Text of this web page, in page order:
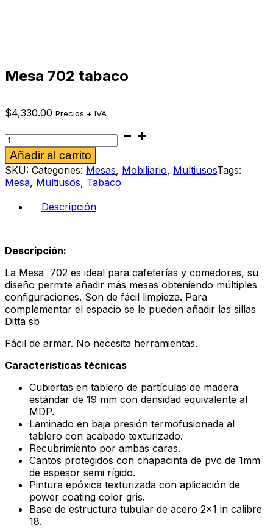
Mesa 702 tabaco
$4,330.00 Precios + IVA
Mesa
702
tabaco
cantidad
Añadir al carrito
SKU: Categories: Mesas, Mobiliario, MultiusosTags:
Mesa, Multiusos, Tabaco
Descripción
Descripción:
La Mesa 702 es ideal para cafeterías y comedores, su
diseño permite añadir más mesas obteniendo múltiples
configuraciones. Son de fácil limpieza. Para
complementar el espacio se le pueden añadir las sillas
Ditta sb
Fácil de armar. No necesita herramientas.
Características técnicas
Cubiertas en tablero de partículas de madera
estándar de 19 mm con densidad equivalente al
MDP.
Laminado en baja presión termofusionada al
tablero con acabado texturizado.
Recubrimiento por ambas caras.
Cantos protegidos con chapacinta de pvc de 1mm
de espesor semi rígido.
Pintura epóxica texturizada con aplicación de
power coating color gris.
Base de estructura tubular de acero 2×1 in calibre
18.